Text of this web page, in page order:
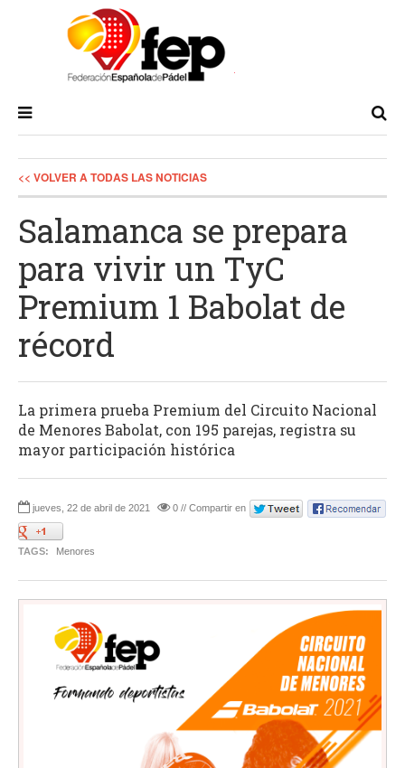
<< VOLVER A TODAS LAS NOTICIAS
Salamanca se prepara
para vivir un TyC
Premium 1 Babolat de
récord
La primera prueba Premium del Circuito Nacional
de Menores Babolat, con 195 parejas, registra su
mayor participación histórica
jueves, 22 de abril de 2021 0 // Compartir en
TAGS: Menores